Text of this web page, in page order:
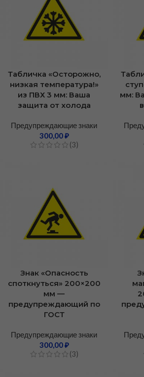
Табличка «Осторожно,
низкая температура!»
из ПВХ 3 мм: Ваша
защита от холода
Предупреждающие знаки
300,00₽
(3)
мм:
Знак «Опасность
споткнуться» 200×200
мм —
предупреждающий по
ГОСТ
Предупреждающие знаки
300,00₽
(3)